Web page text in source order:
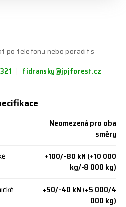
po telefonu nebo poradit s
fidransky@jpjforest.cz
Neomezená pro oba
směry
+100/-80 kN (+10 000
kg/-8 000 kg)
+50/-40 kN (+5 000/4
000 kg)